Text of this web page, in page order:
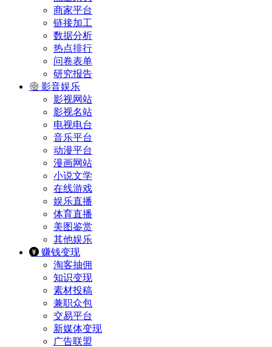
商家平台
链接加工
数据分析
热点排行
问卷表单
研究报告
影音娱乐
影视网站
影视名站
电视电台
音乐平台
动漫平台
漫画网站
小说文学
在线游戏
娱乐直播
体育直播
美图鉴赏
其他娱乐
赚钱变现
淘客抽佣
知识变现
素材投稿
兼职众包
交易平台
新媒体变现
广告联盟